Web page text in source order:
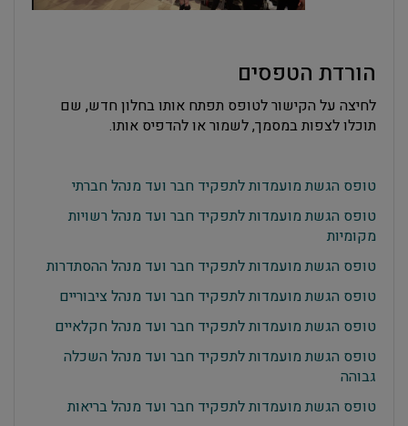
הורדת הטפסים
לחיצה על הקישור לטופס תפתח אותו בחלון חדש, שם
תוכלו לצפות במסמך, לשמור או להדפיס אותו.
טופס הגשת מועמדות לתפקיד חבר ועד מנהל חברתי
טופס הגשת מועמדות לתפקיד חבר ועד מנהל רשויות
מקומיות
טופס הגשת מועמדות לתפקיד חבר ועד מנהל ההסתדרות
טופס הגשת מועמדות לתפקיד חבר ועד מנהל ציבוריים
טופס הגשת מועמדות לתפקיד חבר ועד מנהל חקלאיים
טופס הגשת מועמדות לתפקיד חבר ועד מנהל השכלה
גבוהה
טופס הגשת מועמדות לתפקיד חבר ועד מנהל בריאות